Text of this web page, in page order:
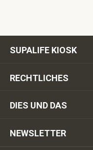
SUPALIFE KIOSK
RECHTLICHES
DIES UND DAS
NEWSLETTER